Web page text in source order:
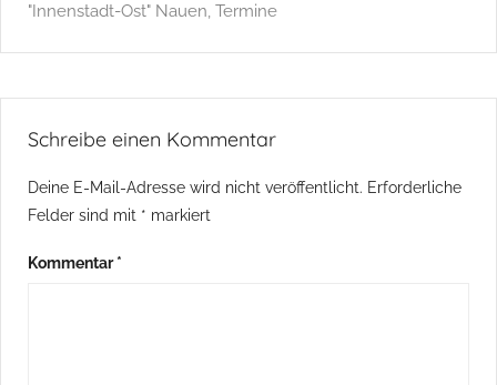
"Innenstadt-Ost" Nauen, Termine
Schreibe einen Kommentar
Deine E-Mail-Adresse wird nicht veröffentlicht. Erforderliche
Felder sind mit * markiert
Kommentar*